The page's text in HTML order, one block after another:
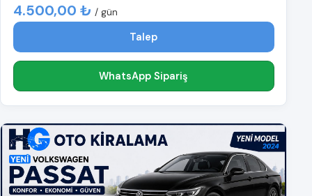
4.500,00 ₺ / gün
Talep
WhatsApp Sipariş